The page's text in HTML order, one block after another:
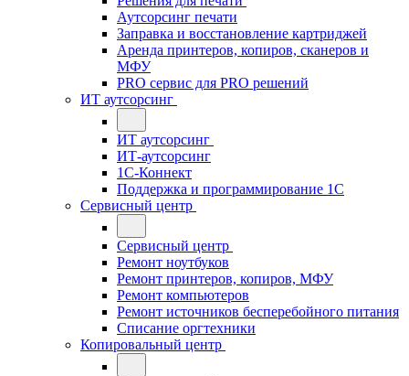
Аутсорсинг печати
Заправка и восстановление картриджей
Аренда принтеров, копиров, сканеров и
МФУ
PRO сервис для PRO решений
ИТ аутсорсинг
ИТ аутсорсинг
ИТ-аутсорсинг
1С-Коннект
Поддержка и программирование 1С
Сервисный центр
Сервисный центр
Ремонт ноутбуков
Ремонт принтеров, копиров, МФУ
Ремонт компьютеров
Ремонт источников бесперебойного питания
Списание оргтехники
Копировальный центр